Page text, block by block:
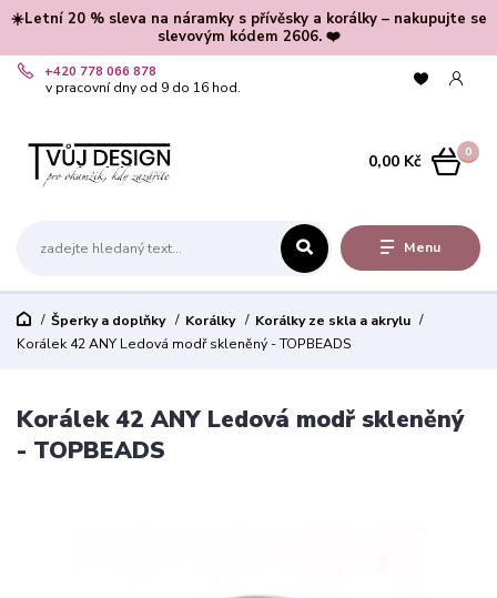
☀️Letní 20 % sleva na náramky s přívěsky a korálky – nakupujte se
slevovým kódem 2606. ❤️
Menu
+420 778 066 878
v pracovní dny od 9 do 16 hod.
0
0,00 Kč
Šperky a doplňky Korálky
Korálky ze skla a akrylu
Korálek 42 ANY Ledová modř skleněný - TOPBEADS
Korálek 42 ANY Ledová modř skleněný
- TOPBEADS